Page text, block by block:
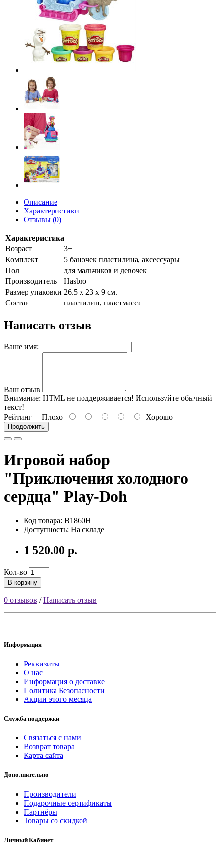
Описание
Характеристики
Отзывы (0)
Характеристика
Возраст
3+
Комплект
5 баночек пластилина, аксессуары
Пол
для мальчиков и девочек
Производитель
Hasbro
Размер упаковки 26.5 x 23 x 9 см.
Состав
пластилин, пластмасса
Написать отзыв
Ваше имя:
Ваш отзыв
Внимание: HTML не поддерживается! Используйте обычный
текст!
Рейтинг Плохо Хорошо
Продолжить
Игровой набор
"Приключения холодного
сердца" Play-Doh
Код товара: В1860H
Доступность: На складе
1 520.00 р.
Кол-во
В корзину
0 отзывов /Написать отзыв
Информация
Реквизиты
О нас
Информация о доставке
Политика Безопасности
Акции этого месяца
Служба поддержки
Связаться с нами
Возврат товара
Карта сайта
Дополнительно
Производители
Подарочные сертификаты
Партнёры
Товары со скидкой
Личный Кабинет